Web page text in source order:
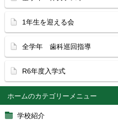
ホーム
学校紹介
1年生を迎える会
全学年 歯科巡回指導
R6年度入学式